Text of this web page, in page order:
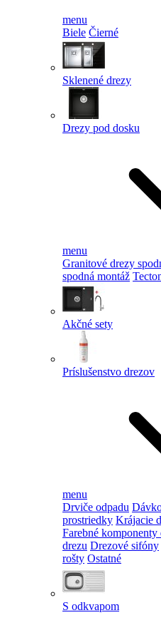
menu
Biele Čierné
Sklenené drezy
Drezy pod dosku
menu
Granitové drezy
spodná montáž
Akčné sety
Príslušenstvo drezov
menu
Drviče odpadu
prostriedky Krájacie
Farebné komponenty
drezu Drezové sifóny
rošty Ostatné
S odkvapom